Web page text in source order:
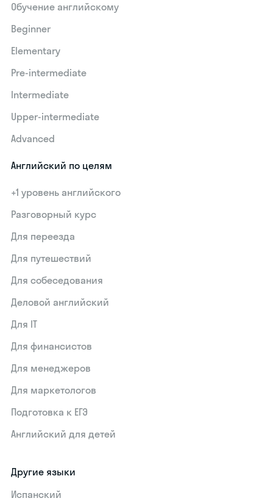
Обучение английскому
Beginner
Elementary
Pre-intermediate
Intermediate
Upper-intermediate
Advanced
Английский по целям
+1 уровень английского
Разговорный курс
Для переезда
Для путешествий
Для собеседования
Деловой английский
Для IT
Для финансистов
Для менеджеров
Для маркетологов
Подготовка к ЕГЭ
Английский для детей
Другие языки
Испанский